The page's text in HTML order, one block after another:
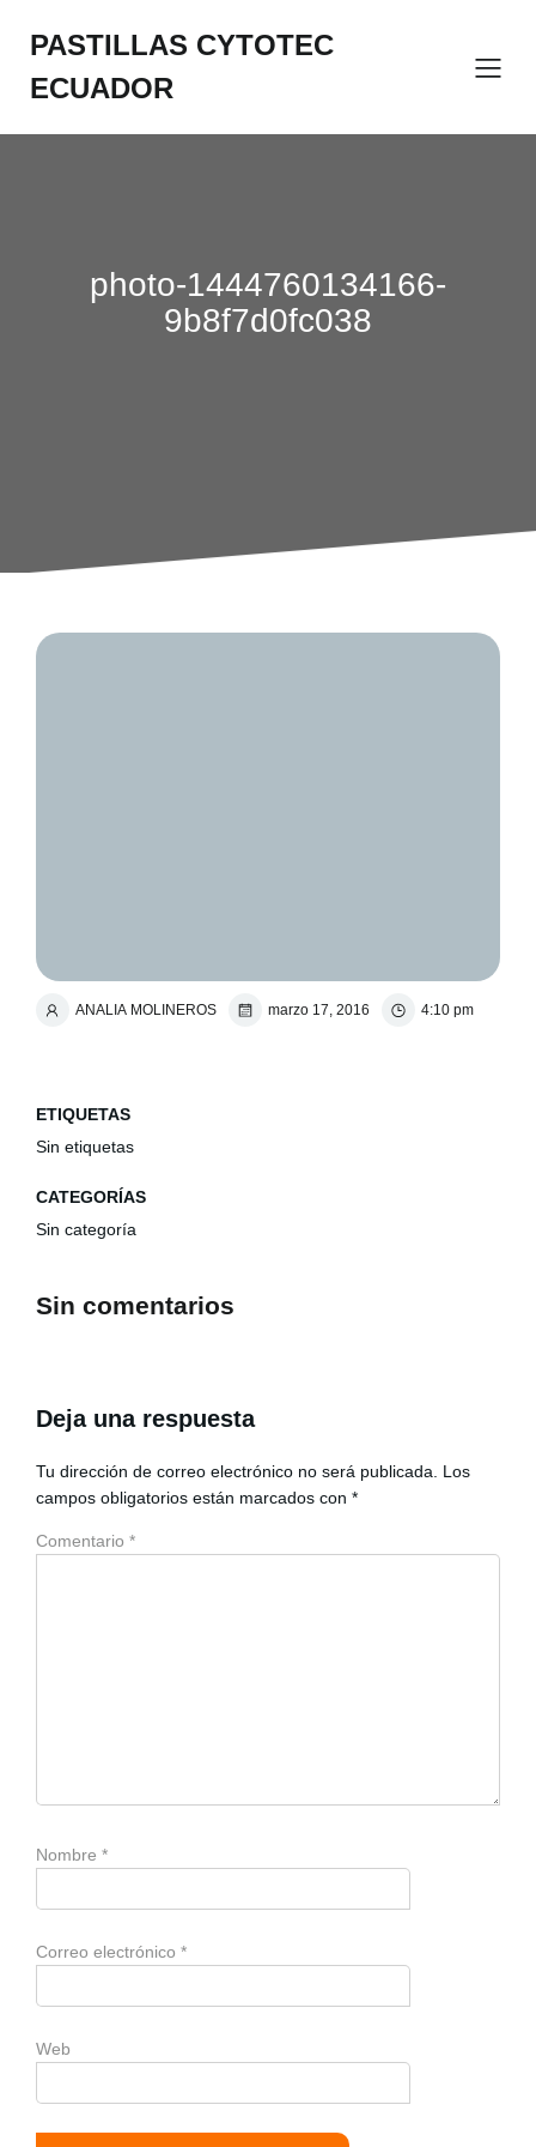
contenido
PASTILLAS CYTOTEC
ECUADOR
photo-1444760134166-
9b8f7d0fc038
ANALIA MOLINEROS marzo 17, 2016 4:10 pm
ETIQUETAS
Sin etiquetas
CATEGORÍAS
Sin categoría
Sin comentarios
Deja una respuesta
Tu dirección de correo electrónico no será publicada.
Los
campos obligatorios están marcados con *
Comentario *
Nombre *
Correo electrónico *
Web